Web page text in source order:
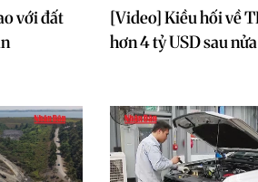
với đất
[Video] Kiều hối về
hơn 4 tỷ USD sau